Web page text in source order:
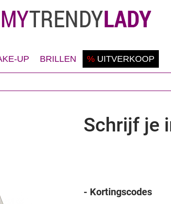
UP
Teint
Ogen
BRILLEN
Zonenebrillen
Correctiebrillen
% UITVERKOOP
Schrijf je
- Kortingscodes